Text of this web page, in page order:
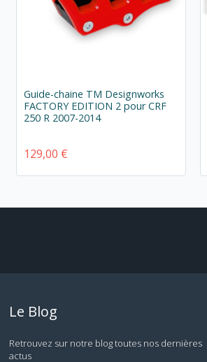
Guide-chaine TM Designworks
FACTORY EDITION 2 pour CRF
250 R 2007-2014
129,00 €
Le Blog
Retrouvez sur notre blog toutes nos dernières
actus